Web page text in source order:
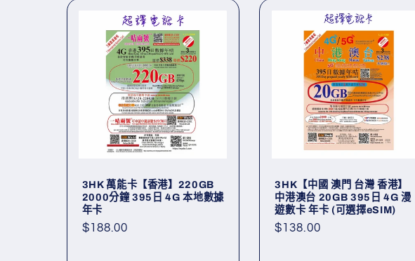
3HK 萬能卡【香港】220GB
2000分鐘 395日 4G 本地數據
年卡
定
$188.00
3HK【中國 澳門 台灣 香港】
中港澳台 20GB 395日 4G 漫
遊數卡 年卡 (可選擇eSIM)
定
$138.00